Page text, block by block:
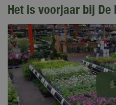
Het is voorjaar bij De